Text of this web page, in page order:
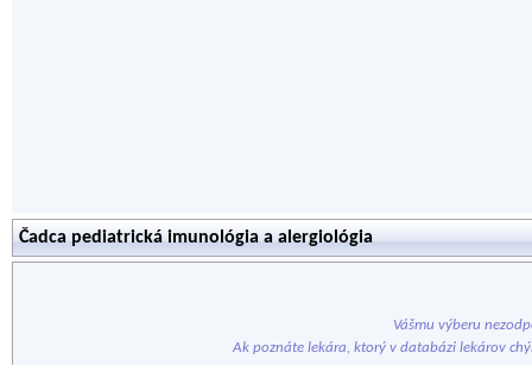
Čadca pediatrická imunológia a alergiológia
Vášmu výberu
Ak poznáte lekára, ktorý v databázi lekárov